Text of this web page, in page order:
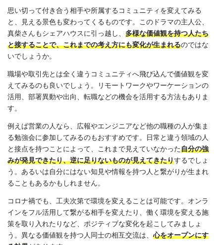
思い切って付き合う相手や所属するコミュニティを変えてみる
と、見える景色も変わってくるものです。このドラマの主人公、
真柴さんもシェアハウスに引っ越し、 多様な価値観を持つ人たち
と接することで、これまでの考え方にも変化が生まれるのではな
いでしょうか。
職場や取引先とは全く違うコミュニティへ飛び込んで価値観を変
えてみるのも良いでしょう。リモートワークやワーケーションの
活用、部署異動や出向、転職などの機会を活用する方法もありま
す。
例えば営業の人なら、広報やエンジニアなど他の職種の人が集ま
る勉強会に参加してみるのもおすすめです。日常と違う領域の人
と接点を持つことによって、これまで見えていなかった自分の強
みが発見できたり、逆に足りないものが見えてきたりするでしょ
う。あるいは自分にはない知見や情報を持つ人と繋がりが生まれ
ることもあるかもしれません。
コロナ禍でも、工夫次第で環境を変えることは可能です。オンラ
インをフル活用して繋がる相手を変えたり、働く環境を変える施
策を取り入れたりなど、ポジティブな変化を起こしてみましょ
う。異なる価値観を持つ人同士の相互交流は、 心をオープンにす